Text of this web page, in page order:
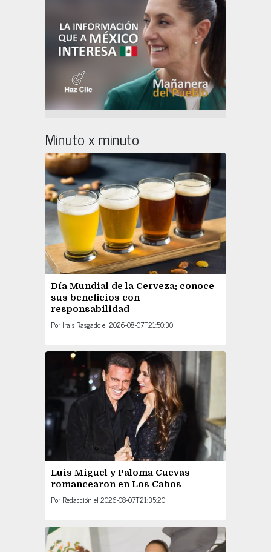
Minuto x minuto
Día Mundial de la Cerveza: conoce
sus beneficios con
responsabilidad
Por Irais Rasgadoel 2026-08-07T21:50:30
Luis Miguel y Paloma Cuevas
romancearon en Los Cabos
Por Redacción el 2026-08-07T21:35:20